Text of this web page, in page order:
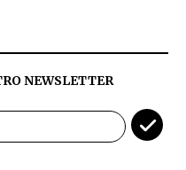
NEWSLETTER